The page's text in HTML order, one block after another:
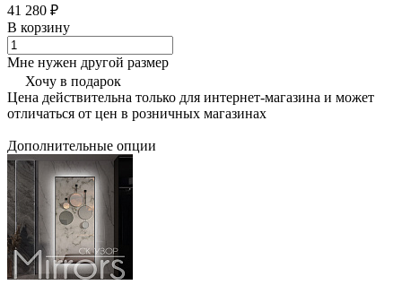
41 280 ₽
В корзину
Мне нужен другой размер
Хочу в подарок
Цена действительна только для интернет-магазина и может
отличаться от цен в розничных магазинах
Дополнительные опции